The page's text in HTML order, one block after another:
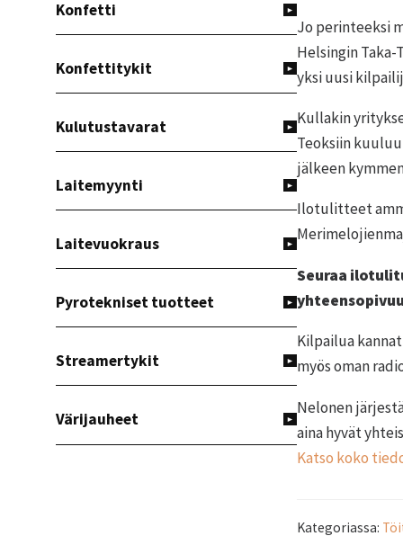
Jo perinteeksi
Helsingin
yksi uusi
Kullakin
Teoksiin
jälkeen
Ilotulitteet
Seuraa
Kilpailua
myös oman
Nelonen
aina hyvät
Katso koko
Kategoriassa:
Konfetti
Konfettitykit
Kulutustavarat
Laitemyynti
Laitevuokraus
Pyrotekniset tuotteet
Streamertykit
Värijauheet